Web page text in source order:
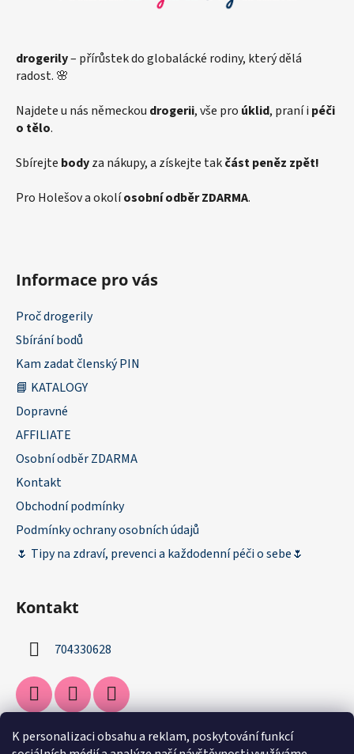
K personalizaci obsahu a reklam, poskytování funkcí
drogerily– přírůstek do globalácké rodiny, který dělá
radost. 🌸
Najdete u nás německou drogerii, vše pro úklid, praní i péči
o tělo.
Sbírejte bodyza nákupy, a získejte takčást peněz zpět!
Pro Holešov a okolíosobní odběr ZDARMA.
Informace pro vás
Proč drogerily
Sbírání bodů
Kam zadat členský PIN
📘 KATALOGY
Dopravné
AFFILIATE
Osobní odběr ZDARMA
Kontakt
Obchodní podmínky
Podmínky ochrany osobních údajů
🌷 Tipy na zdraví, prevenci a každodenní péči o sebe🌷
Kontakt
704330628